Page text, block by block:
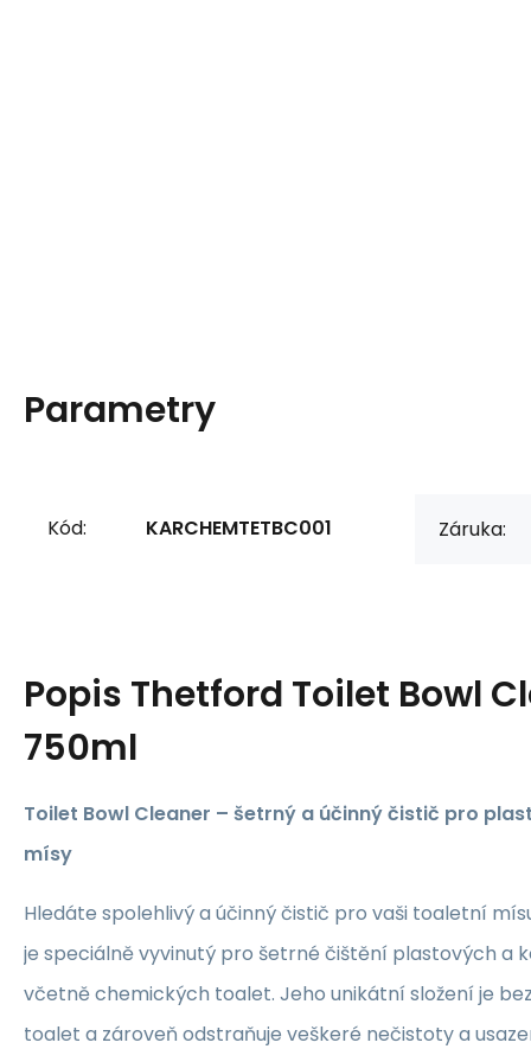
Parametry
Kód: KARCHEMTETBC001 Záruka:
Popis Thetford Toilet Bowl
750ml
Toilet Bowl Cleaner – šetrný a účinný čistič pro
mísy
Hledáte spolehlivý a účinný čistič pro vaši toaletní
je speciálně vyvinutý pro šetrné čištění plastových a
včetně chemických toalet. Jeho unikátní složení je
toalet a zároveň odstraňuje veškeré nečistoty a